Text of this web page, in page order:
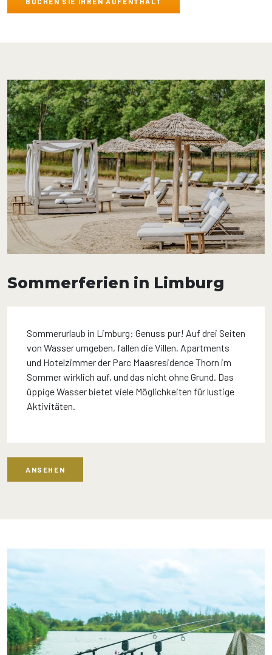
Sommerferien in Limburg
Sommerurlaub in Limburg: Genuss pur! Auf drei Seiten
von Wasser umgeben, fallen die Villen, Apartments
und Hotelzimmer der Parc Maasresidence Thorn im
Sommer wirklich auf, und das nicht ohne Grund. Das
üppige Wasser bietet viele Möglichkeiten für lustige
Aktivitäten.
ANSEHEN